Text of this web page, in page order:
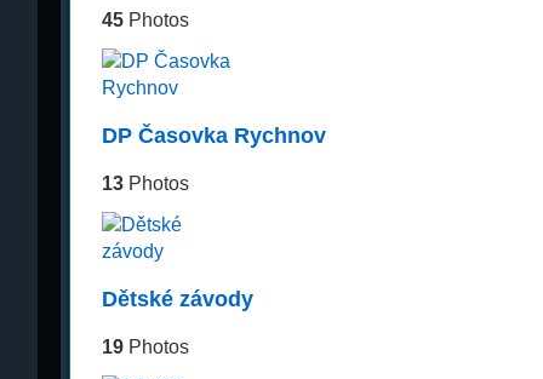
45Photos
DP Časovka Rychnov
13Photos
Dětské závody
19Photos